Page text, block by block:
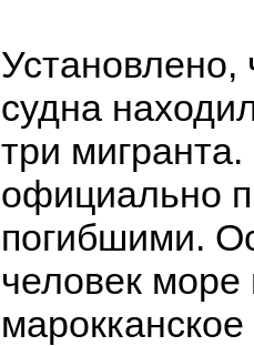
Установлено,
судна
три
официально
погибшими.
человек